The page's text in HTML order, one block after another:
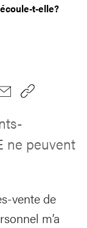
t-elle?
ne peuvent
vente de
m’a